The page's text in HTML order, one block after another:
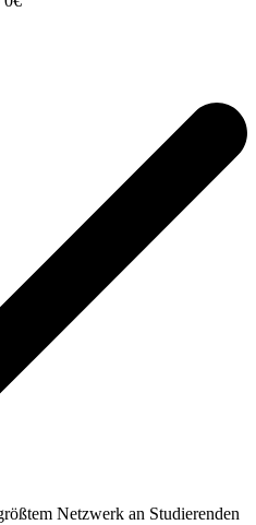
Netzwerk an Studierenden